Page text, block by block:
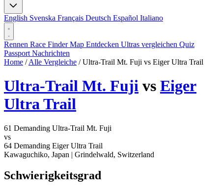
English Svenska Français Deutsch Español Italiano
Rennen Race FinderMap Entdecken Ultras vergleichen Quiz
Passport Nachrichten
Home / Alle Vergleiche / Ultra-Trail Mt. Fuji vs Eiger Ultra Trail
Ultra-Trail Mt. Fuji vs Eiger
Ultra Trail
61 Demanding Ultra-Trail Mt. Fuji
vs
64 Demanding Eiger Ultra Trail
Kawaguchiko, Japan | Grindelwald, Switzerland
Schwierigkeitsgrad